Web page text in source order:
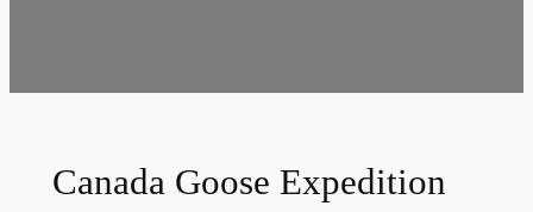
Canada Goose Expedition